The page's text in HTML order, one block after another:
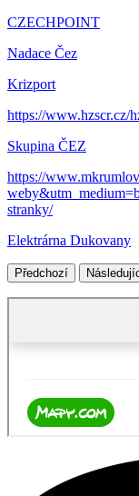
CZECHPOINT
Nadace Čez
Krizport
https://www.hzscr.cz/
Skupina ČEZ
https://
stranky/
Elektrárna Dukovany
Předchozí